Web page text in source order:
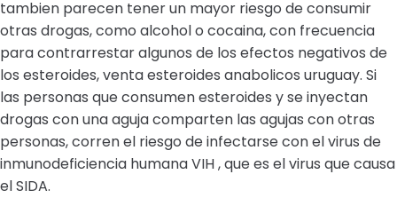
tambien parecen tener un mayor riesgo de consumir
otras drogas, como alcohol o cocaina, con frecuencia
para contrarrestar algunos de los efectos negativos de
los esteroides, venta esteroides anabolicos uruguay. Si
las personas que consumen esteroides y se inyectan
drogas con una aguja comparten las agujas con otras
personas, corren el riesgo de infectarse con el virus de
inmunodeficiencia humana VIH , que es el virus que causa
el SIDA.